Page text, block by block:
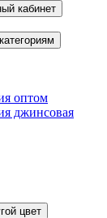
кабинет
оптом
джинсовая
Выбрать другой цвет